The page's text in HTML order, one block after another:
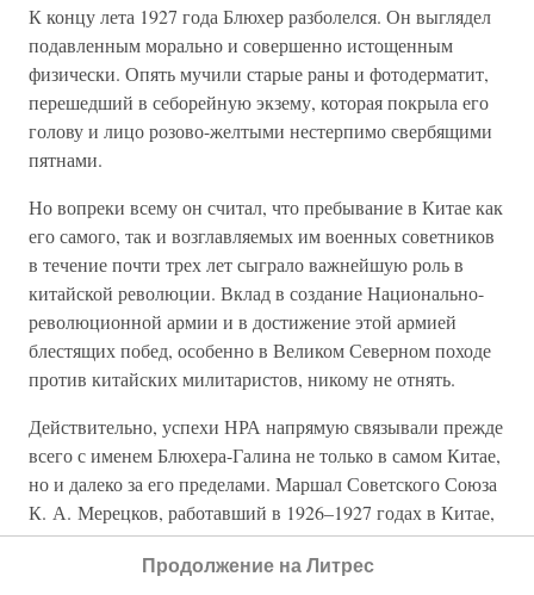
К концу лета 1927 года Блюхер разболелся. Он выглядел
подавленным морально и совершенно истощенным
физически. Опять мучили старые раны и фотодерматит,
перешедший в себорейную экзему, которая покрыла его
голову и лицо розово-желтыми нестерпимо свербящими
пятнами.
Но вопреки всему он считал, что пребывание в Китае как
его самого, так и возглавляемых им военных советников
в течение почти трех лет сыграло важнейшую роль в
китайской революции. Вклад в создание Национально-
революционной армии и в достижение этой армией
блестящих побед, особенно в Великом Северном походе
против китайских милитаристов, никому не отнять.
Действительно, успехи НРА напрямую связывали прежде
всего с именем Блюхера-Галина не только в самом Китае,
но и далеко за его пределами. Маршал Советского Союза
К. А. Мерецков, работавший в 1926–1927 годах в Китае,
свидетельствовал: «Помню, как всполошились
французские журналисты, обнаружив, что у Сунь Ятсена
Продолжение на Литрес